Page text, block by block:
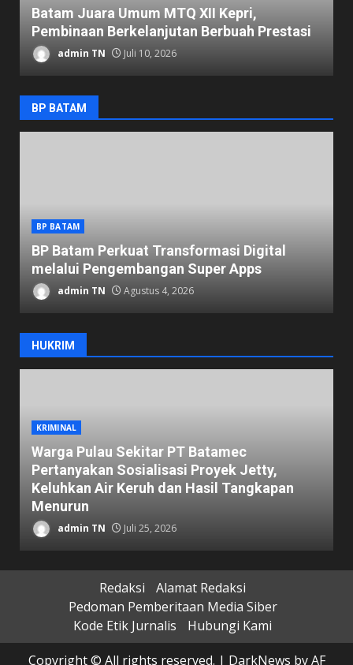
Batam Juara Umum MTQ XII Kepri,
Pembinaan Berkelanjutan Berbuah Prestasi
admin TN Juli 10, 2026
BP BATAM
BP BATAM
BP Batam Perkuat Transformasi Digital
melalui Pengembangan Super Apps
admin TN Agustus 4, 2026
HUKRIM
KRIMINAL
Warga Pulau Sekitar PT Batamec
Pertanyakan Sosialisasi Proyek Jetty,
Keluhkan Air Keruh dan Hasil Tangkapan
Menurun
admin TN Juli 25, 2026
Redaksi
Alamat Redaksi
Pedoman Pemberitaan Media Siber
Kode Etik Jurnalis
Hubungi Kami
Copyright © All rights reserved. | DarkNews by AF